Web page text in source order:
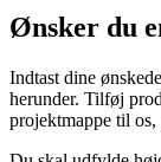
Ønsker du
Indtast dine
herunder. Tilføj
projektmappe til